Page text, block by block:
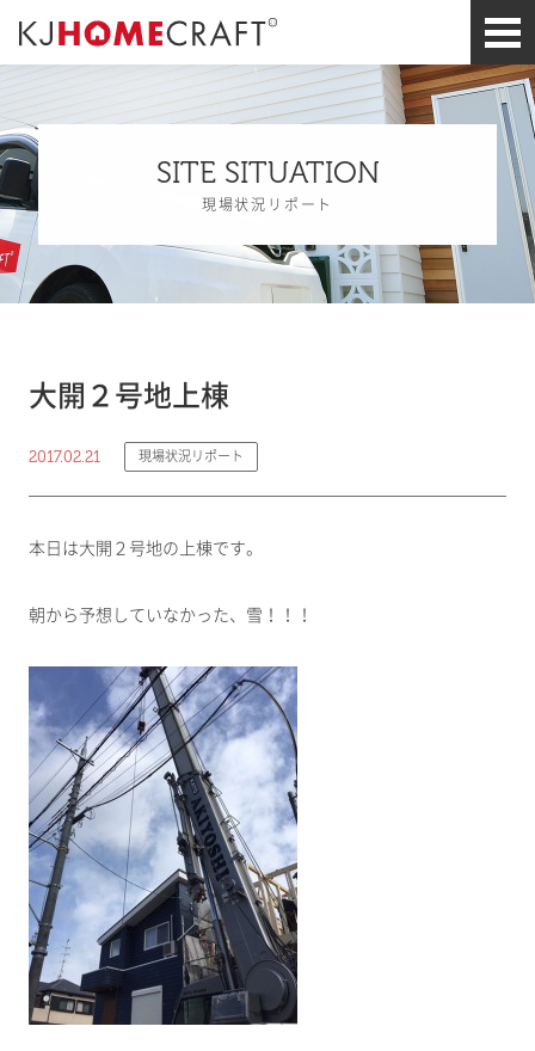
SITE SITUATION
現場状況リポート
大開２号地上棟
2017.02.21 現場状況リポート
本日は大開２号地の上棟です。
朝から予想していなかった、雪！！！